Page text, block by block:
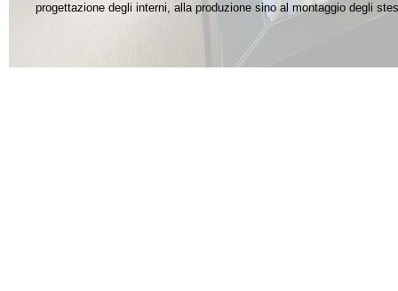
progettazione degli interni, alla produzione sino al montaggio degli
L'arredamento navale che Gasparin & Canton produce è di
acquisiranno un aspetto lussuoso, maestoso ed elegante.